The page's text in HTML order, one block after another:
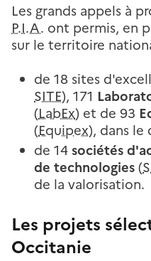
Les grands appels à
P.I.A. ont permis, en
sur le territoire
de 18 sites
SITE), 171
(LabEx) et de 93
(Equipex), dans le
de 14sociétés
de technologies(
de la valorisation.
Les projets
Occitanie